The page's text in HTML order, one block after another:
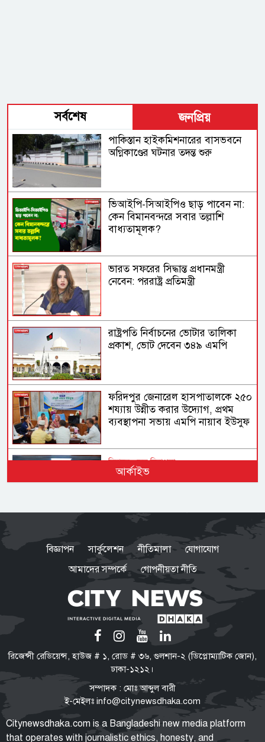
সর্বশেষ জনপ্রিয়
পাকিস্তান হাইকমিশনারের বাসভবনে
অগ্নিকাণ্ডের ঘটনার তদন্ত শুরু
ভিআইপি-সিআইপিও ছাড় পাবেন না:
কেন বিমানবন্দরে সবার তল্লাশি
বাধ্যতামূলক?
ভারত সফরের সিদ্ধান্ত প্রধানমন্ত্রী
নেবেন: পররাষ্ট্র প্রতিমন্ত্রী
রাষ্ট্রপতি নির্বাচনের ভোটার তালিকা
প্রকাশ, ভোট দেবেন ৩৪৯ এমপি
ফরিদপুর জেনারেল হাসপাতালকে ২৫০
শয্যায় উন্নীত করার উদ্যোগ, প্রথম
ব্যবস্থাপনা সভায় এমপি নায়াব ইউসুফ
বিমানবন্দরের নিরাপত্তা
ভিআইপি ও সিআইপি ব্যক্তিসহ
দেওয়ার সুযোগ দিল, বিবিসি বাংলাকে
যা বললেন স্বরাষ্ট্রমন্ত্রী
মারো না কেন ওদের?
ওবায়দুল কাদের-সাদ্দামের কল রেকর্ড
ট্রাইব্যুনালে দাখিল
তনু হত্যা মামলা
সাবেক সেনাসদস্য হাফিজুরের জামিন
স্থগিত, ২৪ ঘণ্টার মধ্যে আত্মসমর্পণের
নির্দেশ
বাংলাদেশে রাষ্ট্রপতি নির্বাচন যেভাবে
হয়: সংবিধান কী বলে, কবে থেকে শুরু
আর্কাইভ
বিজ্ঞাপন সার্কুলেশন নীতিমালা
যোগাযোগ
আমাদের সম্পর্কে
গোপনীয়তা নীতি
রিজেন্সী রেডিয়েন্স, হাউজ # ১, রোড # ৩৬, গুলশান-২ (ডিপ্লোম্যাটিক জোন),
ঢাকা-১২১২।
সম্পাদক : মোঃ আব্দুল বারী
ই-মেইলঃ info@citynewsdhaka.com
Citynewsdhaka.com is a Bangladeshi new media platform
that operates with journalistic ethics, honesty, and